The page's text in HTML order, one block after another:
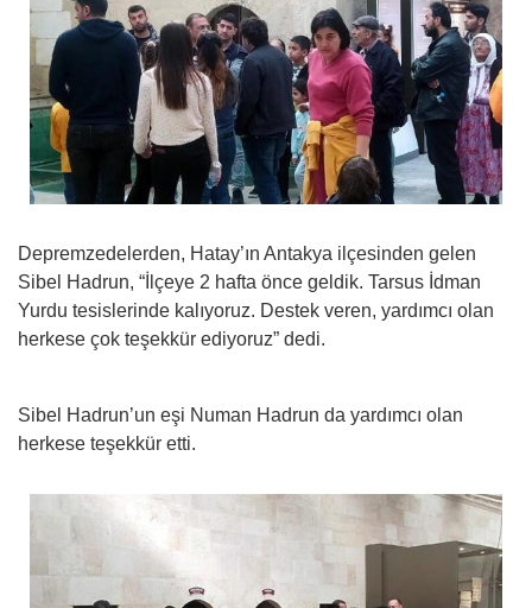
Depremzedelerden, Hatay’ın Antakya ilçesinden gelen
Sibel Hadrun, “İlçeye 2 hafta önce geldik. Tarsus İdman
Yurdu tesislerinde kalıyoruz. Destek veren, yardımcı olan
herkese çok teşekkür ediyoruz” dedi.
Sibel Hadrun’un eşi Numan Hadrun da yardımcı olan
herkese teşekkür etti.